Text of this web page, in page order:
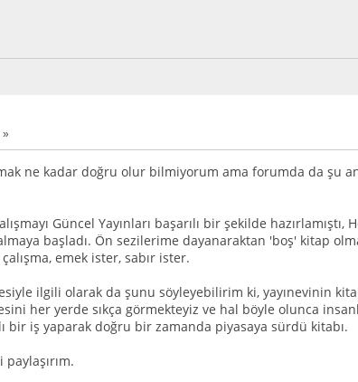
»
ne kadar doğru olur bilmiyorum ama forumda da şu
Güncel Yayınları başarılı bir şekilde
başladı. Ön sezilerime dayanaraktan 'boş' kitap
emek ister, sabır ister.
ilgili olarak da şunu söyleyebilirim ki, yayınevinin
her yerde sıkça görmekteyiz ve hal böyle olunca
bir iş yaparak doğru bir zamanda piyasaya sürdü kitabı.